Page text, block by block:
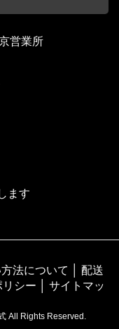
営業所
ます
法について
配送
リシー
サイトマッ
All Rights Reserved.